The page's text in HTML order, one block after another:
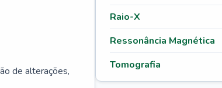
de alterações,
Raio-X
Ressonância Magnética
Tomografia